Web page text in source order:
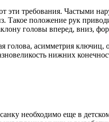
требования. Частыми
Такое положение рук
головы вперед, вниз,
голова, асимметрия
нижних
необходимо еще в